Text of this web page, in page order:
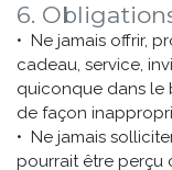
6.
• Ne jamais offrir,
cadeau, service,
quiconque dans le
de façon
• Ne jamais
pourrait être perçu